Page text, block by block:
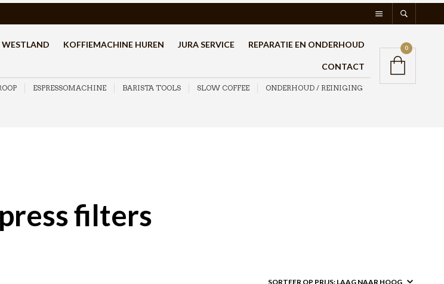
WESTLAND KOFFIEMACHINE HUREN JURA SERVICE REPARATIE EN ONDERHOUD
CONTACT
ESPRESSOMACHINE BARISTA TOOLS SLOW COFFEE ONDERHOUD / REINIGING
0
filters